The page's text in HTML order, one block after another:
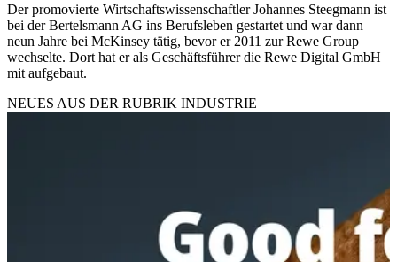
Der promovierte Wirtschaftswissenschaftler Johannes Steegmann ist
bei der Bertelsmann AG ins Berufsleben gestartet und war dann
neun Jahre bei McKinsey tätig, bevor er 2011 zur Rewe Group
wechselte. Dort hat er als Geschäftsführer die Rewe Digital GmbH
mit aufgebaut.
NEUES AUS DER RUBRIK INDUSTRIE